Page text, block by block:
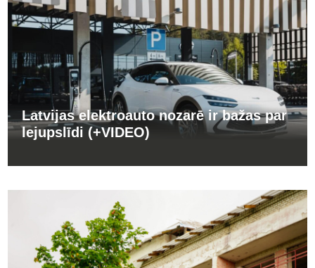
Latvijas elektroauto nozarē ir bažas par
lejupslīdi (+VIDEO)